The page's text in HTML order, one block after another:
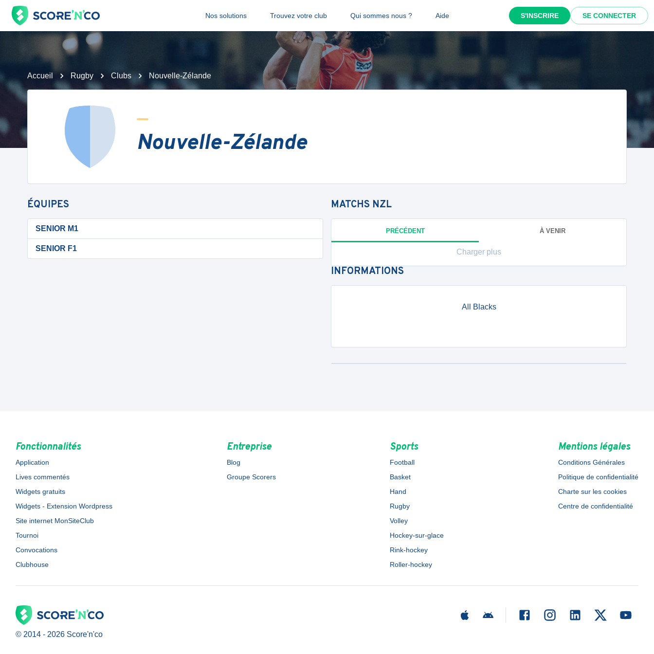
Nos solutions Trouvez votre club Qui sommes nous ? Aide S'INSCRIRE SE CONNECTER
Accueil Rugby Clubs Nouvelle-Zélande
Nouvelle-Zélande
ÉQUIPES
SENIOR M1
SENIOR F1
MATCHS NZL
PRÉCÉDENT À VENIR
Charger plus
INFORMATIONS
All Blacks
Fonctionnalités
Application
Lives commentés
Widgets gratuits
Widgets - Extension Wordpress
Site internet MonSiteClub
Tournoi
Convocations
Clubhouse
Entreprise
Blog
Groupe Scorers
Sports
Football
Basket
Hand
Rugby
Volley
Hockey-sur-glace
Rink-hockey
Roller-hockey
Mentions légales
Conditions Générales
Politique de confidentialité
Charte sur les cookies
Centre de confidentialité
© 2014 - 2026 Score'n'co